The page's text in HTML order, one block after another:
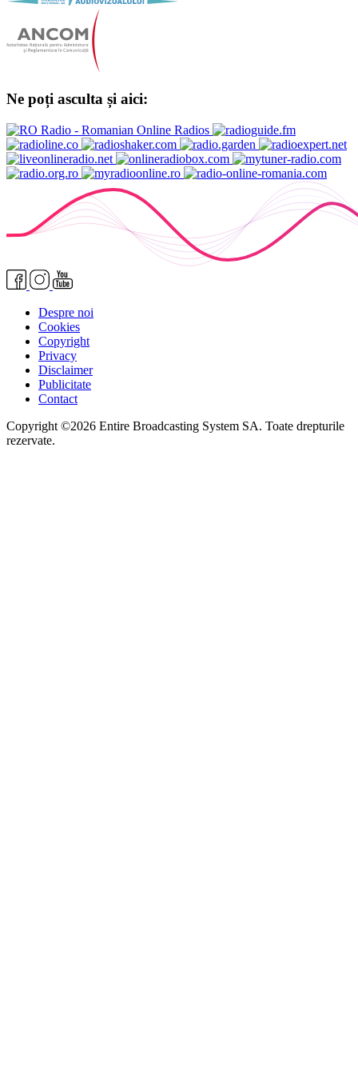
Ne poți asculta și aici:
Despre noi
Cookies
Copyright
Privacy
Disclaimer
Publicitate
Contact
Copyright ©2026 Entire Broadcasting System SA. Toate drepturile
rezervate.